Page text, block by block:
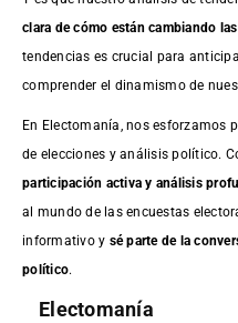
clara de cómo están cambiando
tendencias es crucial para
comprender el dinamismo de
En Electomanía, nos esforzamos
de elecciones y análisis político.
participación activa y análisis
al mundo de las encuestas
informativo y sé parte de la
político.
Electomanía